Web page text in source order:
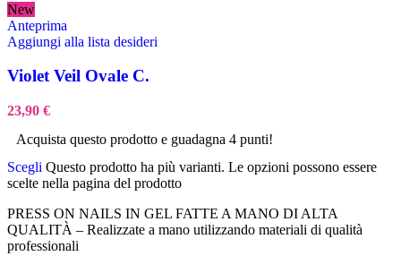
New
Anteprima
Aggiungi alla lista desideri
Violet Veil Ovale C.
23,90 €
Acquista questo prodotto e guadagna 4 punti!
Scegli Questo prodotto ha più varianti. Le opzioni possono essere
scelte nella pagina del prodotto
PRESS ON NAILS IN GEL FATTE A MANO DI ALTA
QUALITÀ – Realizzate a mano utilizzando materiali di qualità
professionali